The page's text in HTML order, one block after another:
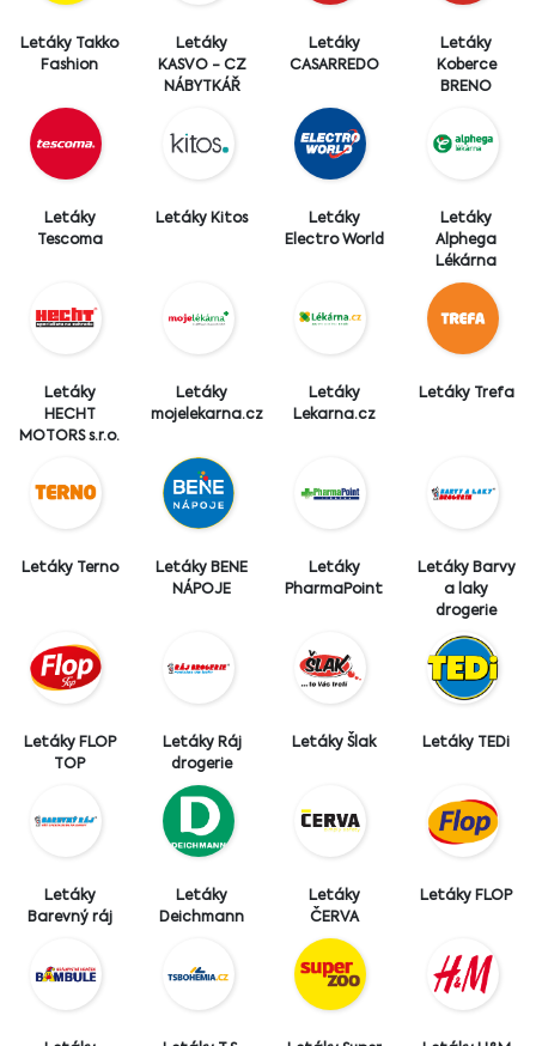
Letáky Takko
Fashion
Letáky
KASVO - CZ
NÁBYTKÁŘ
Letáky
CASARREDO
Letáky
Koberce
BRENO
Letáky
Tescoma
Letáky Kitos
Letáky
Electro World
Letáky
Alphega
Lékárna
Letáky
HECHT
MOTORS s.r.o.
Letáky
mojelekarna.cz
Letáky
Lekarna.cz
Letáky Trefa
Letáky Terno
Letáky BENE
NÁPOJE
Letáky
PharmaPoint
Letáky Barvy
a laky
drogerie
Letáky FLOP
TOP
Letáky Ráj
drogerie
Letáky Šlak Letáky TEDi
Letáky
Barevný ráj
Letáky
Deichmann
Letáky
ČERVA
Letáky FLOP